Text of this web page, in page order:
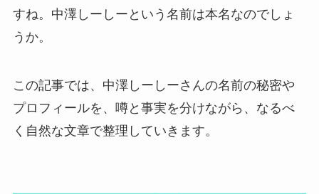
すね。中澤しーしーという名前は本名なのでしょ
うか。
この記事では、中澤しーしーさんの名前の秘密や
プロフィールを、噂と事実を分けながら、なるべ
く自然な文章で整理していきます。